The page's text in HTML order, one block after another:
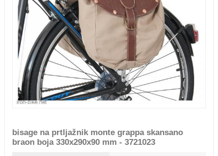
bisage na prtljažnik monte grappa skansano
braon boja 330x290x90 mm - 3721023